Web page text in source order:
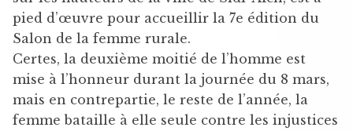
pied d’œuvre pour accueillir la 7e édition du
Salon de la femme rurale.
Certes, la deuxième moitié de l’homme est
mise à l’honneur durant la journée du 8 mars,
mais en contrepartie, le reste de l’année, la
femme bataille à elle seule contre les injustices